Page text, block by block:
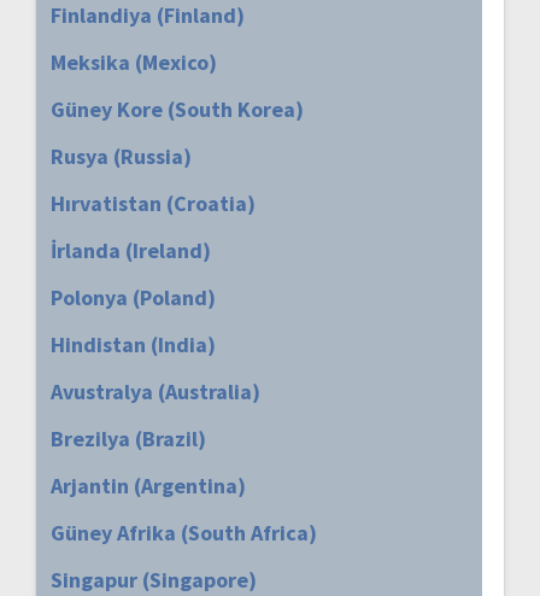
Finlandiya (Finland)
Meksika (Mexico)
Güney Kore (South Korea)
Rusya (Russia)
Hırvatistan (Croatia)
İrlanda (Ireland)
Polonya (Poland)
Hindistan (India)
Avustralya (Australia)
Brezilya (Brazil)
Arjantin (Argentina)
Güney Afrika (South Africa)
Singapur (Singapore)